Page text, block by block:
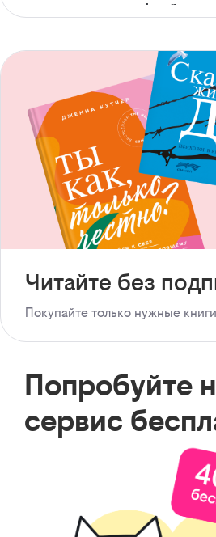
с доступом офлайн
Читайте без
Покупайте только нужные книги
Попробуйте
сервис